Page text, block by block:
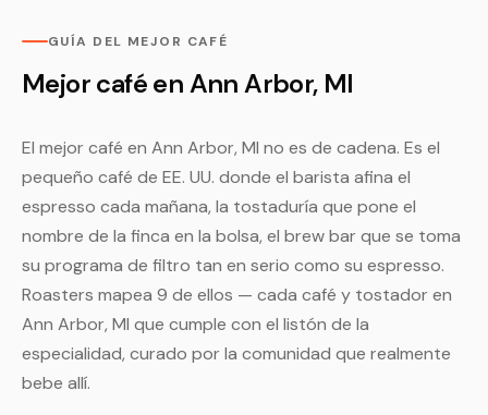
GUÍA DEL MEJOR CAFÉ
Mejor café en Ann Arbor, MI
El mejor café en Ann Arbor, MI no es de cadena. Es el
pequeño café de EE. UU. donde el barista afina el
espresso cada mañana, la tostaduría que pone el
nombre de la finca en la bolsa, el brew bar que se toma
su programa de filtro tan en serio como su espresso.
Roasters mapea 9 de ellos — cada café y tostador en
Ann Arbor, MI que cumple con el listón de la
especialidad, curado por la comunidad que realmente
bebe allí.